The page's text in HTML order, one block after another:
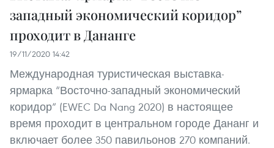
западный экономический коридор”
проходит в Дананге
19/11/2020 14:42
Международная туристическая выставка-
ярмарка “Восточно-западный экономический
коридор” (EWEC Da Nang 2020) в настоящее
время проходит в центральном городе Дананг и
включает более 350 павильонов 270 компаний.